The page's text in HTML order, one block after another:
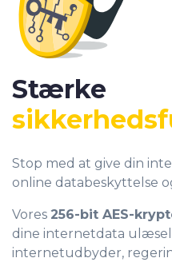
Stop med at give din
online databeskyttelse
Vores 256-bit AES-
dine internetdata
internetudbyder,
Stærke